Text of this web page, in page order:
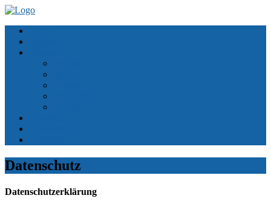
Datenschutz
Datenschutzerklärung